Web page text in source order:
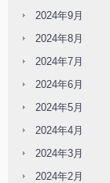
2024年9月
2024年8月
2024年7月
2024年6月
2024年5月
2024年4月
2024年3月
2024年2月